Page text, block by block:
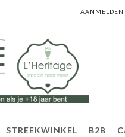
AANMELDEN
STREEKWINKEL B2B